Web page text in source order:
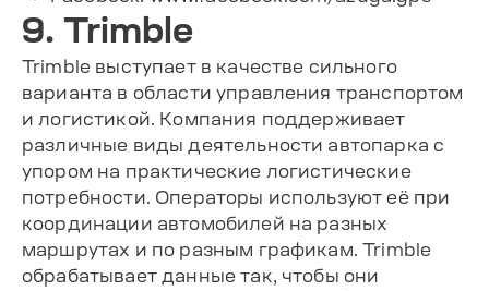
9. Trimble
Trimble выступает в качестве сильного
варианта в области управления транспортом
и логистикой. Компания поддерживает
различные виды деятельности автопарка с
упором на практические логистические
потребности. Операторы используют её при
координации автомобилей на разных
маршрутах и по разным графикам. Trimble
обрабатывает данные так, чтобы они